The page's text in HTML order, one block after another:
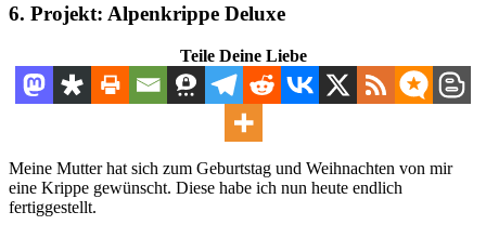
6. Projekt: Alpenkrippe Deluxe
Teile Deine Liebe
Meine Mutter hat sich zum Geburtstag und Weihnachten von mir
eine Krippe gewünscht. Diese habe ich nun heute endlich
fertiggestellt.